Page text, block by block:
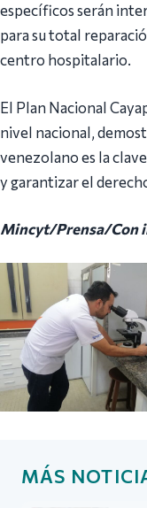
específicos serán
para su total
centro hospitalario.
El Plan Nacional
nivel nacional,
venezolano es la
y garantizar el
Mincyt/Prensa/Con
MÁS